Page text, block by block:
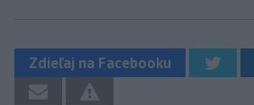
Zdieľaj na Facebooku